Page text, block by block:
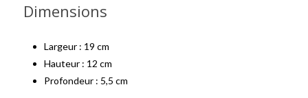
Dimensions
Largeur : 19 cm
Hauteur : 12 cm
Profondeur : 5,5 cm